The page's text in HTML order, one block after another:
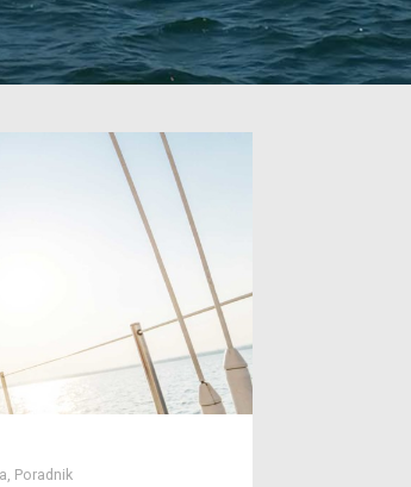
, Poradnik